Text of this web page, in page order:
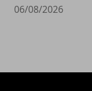
06/08/2026